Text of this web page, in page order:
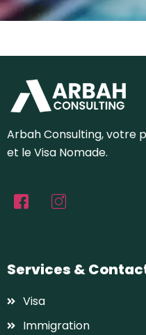
Arbah Consulting, votre
et le Visa Nomade.
Services &
Visa
Immigration